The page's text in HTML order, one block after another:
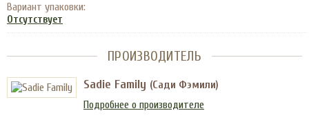
Вариант упаковки:
Отсутствует
ПРОИЗВОДИТЕЛЬ
Sadie Family (Сади Фэмили)
Подробнее о производителе